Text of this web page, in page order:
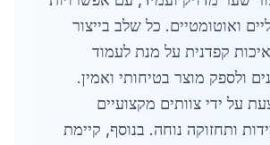
ואוטומטיים. כל שלב בייצור
קפדנית על מנת לעמוד
ולספק מוצר בטיחותי ואמין.
על ידי צוותים מקצועיים
ותחזוקה נוחה. בנוסף, קיימת